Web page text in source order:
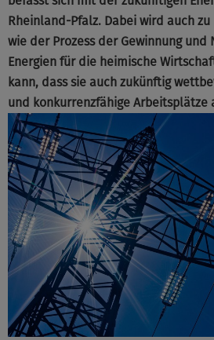
Rheinland-Pfalz. Dabei wird auch
wie der Prozess der Gewinnung
Energien für die heimische
kann, dass sie auch zukünftig
und konkurrenzfähige Arbeitsplätze